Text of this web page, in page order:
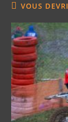
VOUS